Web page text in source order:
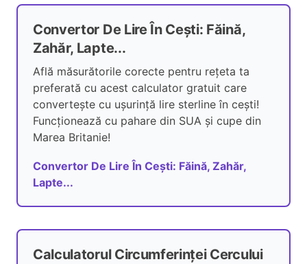
Convertor De Lire În Cești: Făină,
Zahăr, Lapte...
Află măsurătorile corecte pentru rețeta ta
preferată cu acest calculator gratuit care
convertește cu ușurință lire sterline în cești!
Funcționează cu pahare din SUA și cupe din
Marea Britanie!
Convertor De Lire În Cești: Făină, Zahăr,
Lapte...
Calculatorul Circumferinței Cercului